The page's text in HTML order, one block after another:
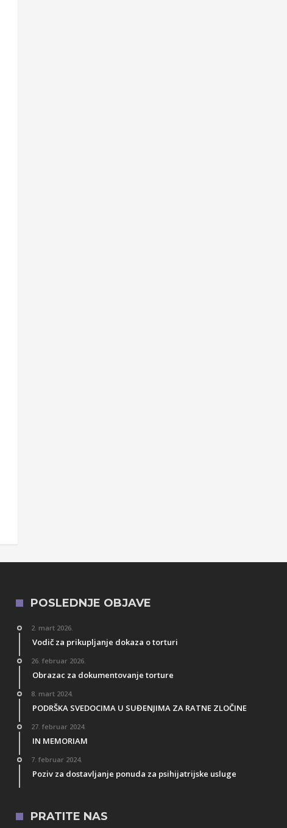
POSLEDNJE OBJAVE
2. mart 2026.
Vodič za prikupljanje dokaza o torturi
26. februar 2026.
Obrazac za dokumentovanje torture
8. mart 2024.
PODRŠKA SVEDOCIMA U SUĐENJIMA ZA RATNE ZLOČINE
27. februar 2024.
IN MEMORIAM
7. februar 2024.
Poziv za dostavljanje ponuda za psihijatrijske usluge
PRATITE NAS